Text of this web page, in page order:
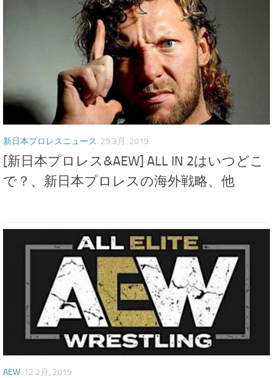
新日本プロレスニュース 29 3月, 2019
[新日本プロレス&AEW] ALL IN 2はいつどこ
で？、新日本プロレスの海外戦略、他
AEW 12 2月, 2019